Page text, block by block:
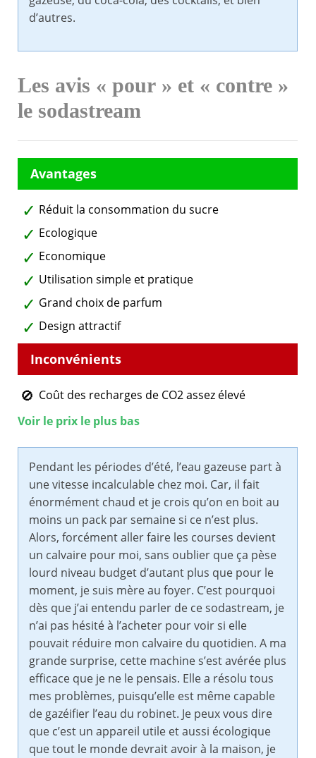
d’autres.
Les avis « pour » et « contre »
le sodastream
Réduit la consommation du sucre
Ecologique
Economique
Utilisation simple et pratique
Grand choix de parfum
Design attractif
Coût des recharges de CO2 assez élevé
Voir le prix le plus bas
Pendant les périodes d’été, l’eau gazeuse part à
une vitesse incalculable chez moi. Car, il fait
énormément chaud et je crois qu’on en boit au
moins un pack par semaine si ce n’est plus.
Alors, forcément aller faire les courses devient
un calvaire pour moi, sans oublier que ça pèse
lourd niveau budget d’autant plus que pour le
moment, je suis mère au foyer. C’est pourquoi
dès que j’ai entendu parler de ce sodastream, je
n’ai pas hésité à l’acheter pour voir si elle
pouvait réduire mon calvaire du quotidien. A ma
grande surprise, cette machine s’est avérée plus
efficace que je ne le pensais. Elle a résolu tous
mes problèmes, puisqu’elle est même capable
de gazéifier l’eau du robinet. Je peux vous dire
que c’est un appareil utile et aussi écologique
que tout le monde devrait avoir à la maison, je